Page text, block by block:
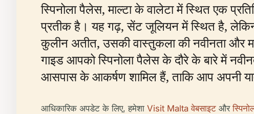
स्पिनोला पैलेस, माल्टा के वालेटा में स्थित एक
प्रतीक है। यह गढ़, सेंट जूलियन में स्थित है, लेकिन
कुलीन अतीत, उसकी वास्तुकला की नवीनता और
गाइड आपको स्पिनोला पैलेस के दौरे के बारे में
आसपास के आकर्षण शामिल हैं, ताकि आप अपनी
आधिकारिक अपडेट के लिए, हमेशा Visit Malta वेबसाइट और